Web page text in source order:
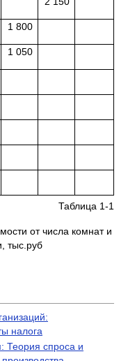
1 800
1 050
Таблица 1-1
от числа комнат и
тыс.руб
налога
Теория спроса и